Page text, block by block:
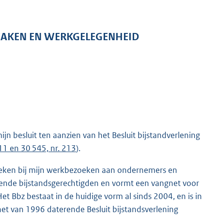
EN WERKGELEGENHEID
besluit ten aanzien van het Besluit bijstandverlening
en 30 545, nr. 213).
bij mijn werkbezoeken aan ondernemers en
bijstandsgerechtigden en vormt een vangnet voor
Bbz bestaat in de huidige vorm al sinds 2004, en is in
van 1996 daterende Besluit bijstandsverlening